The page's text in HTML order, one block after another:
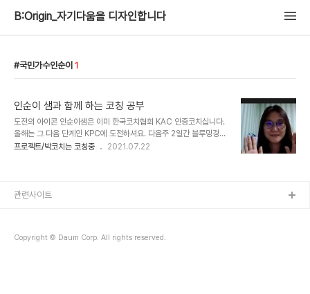
B:Origin_자기다움을 디자인합니다
국민가수인순이 1
인순이 샘과 함께 하는 코칭 공부
도전의 아이콘 인순이샘은 이미 한국코치협회 KAC 인증코치십니다.
올해는 그 다음 단계인 KPC에 도전하셔요. 다음주 2일간 블루밍경영
연구소의 '마음코칭' 심화 20시간 과정에 참여하시는데 2일 연속 시
니 무척 씐나는 주말 오후를 보냈네요. 다음주 마음코칭 수업에서 만나
프로젝트/박코치는 코칭중 2021.07.22
Copyright © Daum Corp. All rights reserved.
관련사이트